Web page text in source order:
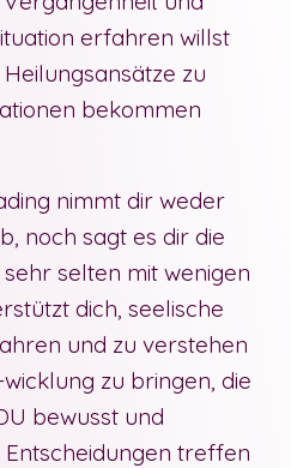
erfahren willst
zu
bekommen
nimmt dir weder
noch sagt es dir die
selten mit wenigen
dich, seelische
und zu verstehen
zu bringen, die
bewusst und
treffen